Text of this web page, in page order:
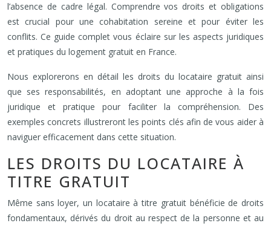
l’absence de cadre légal. Comprendre vos droits et obligations
est crucial pour une cohabitation sereine et pour éviter les
conflits. Ce guide complet vous éclaire sur les aspects juridiques
et pratiques du logement gratuit en France.
Nous explorerons en détail les droits du locataire gratuit ainsi
que ses responsabilités, en adoptant une approche à la fois
juridique et pratique pour faciliter la compréhension. Des
exemples concrets illustreront les points clés afin de vous aider à
naviguer efficacement dans cette situation.
LES DROITS DU LOCATAIRE À
TITRE GRATUIT
Même sans loyer, un locataire à titre gratuit bénéficie de droits
fondamentaux, dérivés du droit au respect de la personne et au